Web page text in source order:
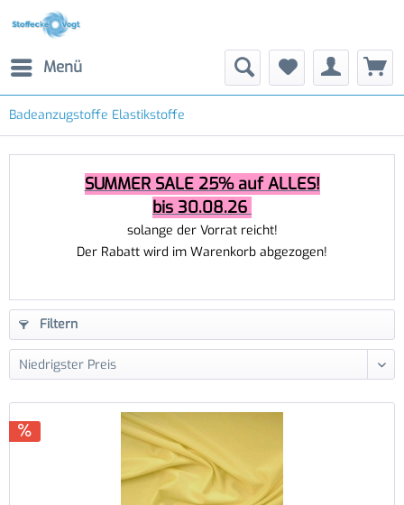
Menü
Badeanzugstoffe Elastikstoffe
SUMMER SALE 25% auf ALLES!
bis 30.08.26
solange der Vorrat reicht!
Der Rabatt wird im Warenkorb abgezogen!
Filtern